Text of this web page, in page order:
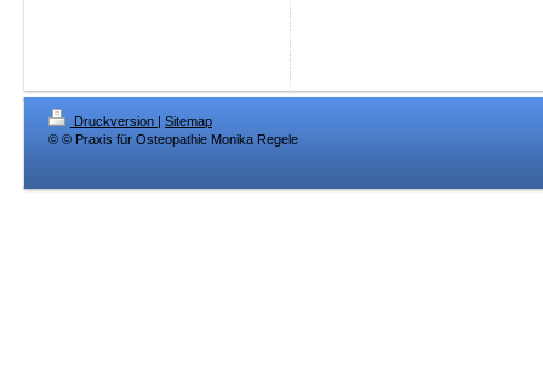
Druckversion | Sitemap
© © Praxis für Osteopathie Monika Regele